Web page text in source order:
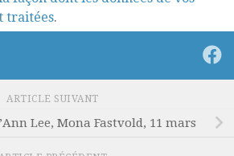
traitées.
ARTICLE SUIVANT
Lee, Mona Fastvold, 11 mars